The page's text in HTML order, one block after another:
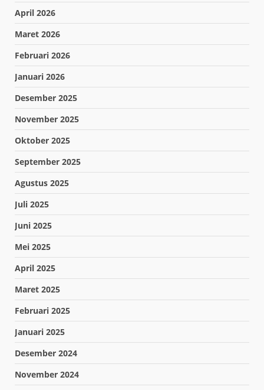
April 2026
Maret 2026
Februari 2026
Januari 2026
Desember 2025
November 2025
Oktober 2025
September 2025
Agustus 2025
Juli 2025
Juni 2025
Mei 2025
April 2025
Maret 2025
Februari 2025
Januari 2025
Desember 2024
November 2024